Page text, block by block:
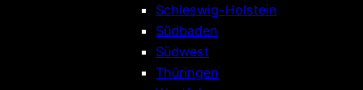
Schleswig-Holstein
Südbaden
Südwest
Thüringen